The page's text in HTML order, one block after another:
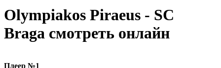
Olympiakos Piraeus - SC
Braga смотреть онлайн
Плеер №1